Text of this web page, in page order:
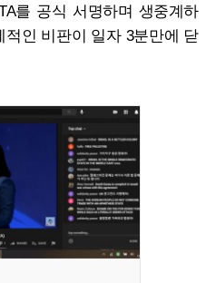
를 공식 서명하며 생중계하
인 비판이 일자 3분만에 닫